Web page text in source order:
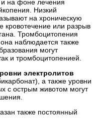
на фоне лечения
Низкий
на хроническую
кровотечение или разрыв
Тромбоцитопения
наблюдается также
могут
и тромбоцитопенией.
электролитов
а также уровни
с острым животом могут
также постоянный